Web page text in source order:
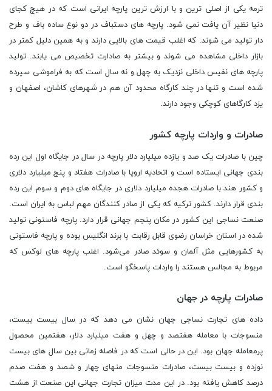
ترمه یکی از اصلی ترین و با ارزش ترین پارچه ایرانی است که در هیچ کجای
دنیا نظیر آن یافت نمی شود. پارچه های دستباف در دو نوع ساده باف و طرح
دار تولید می شوند. که اغلب قیمت های بالایی دارند و به همین دلیل کمتر در
بازار داخلی مشاهده می شوند و بیشتر به صادارت تخصیص می یابند. تولید
پارچه های نفیس داخلی نزدیک به چهل و نه سال است که به فراموشی سپرده
شده است و تنها در چند کارگاه محدود آن هم در شهرهای کاشان، اصفهان و
یزد کارگاهای کوچکی وجود دارند.
صادرات و واردات پارچه کشور
چین با صادرات یک صد و یازده میلیارد دلار پارچه در سال در جایگاه اول این رده
بندی جهانی ایستاده است و اتحادیه اروپا با صادرات هفتاد و پنج میلیارد دلاری
و کشور هند با صادرات هجده میلیارد دلاری در جایگاه های دوم و سوم این رده
بندی قرار دارند. کشور ترکیه که یکی از صادر کنندگان مهم لباس به ایران است.
صنعت نساجی این کشور در مکان پنجم جهانی قرار دارد. پارچه فاستونی تولید
شده در استان خراسان رضوی قابل رقابت با برند انگلیس بوده و پارچه فاستونی
به کشورهایی مثل آلمان و سوئد صادر می‌شود. اغلب پارچه های لوکس که
مربوط به مجالس هستند را واردات پاسخگو است.
صادرات پارچه در جهان
داده ‌های تجارت نساجی جهان نشان می ‌دهد که در سال بیست بیست،
منسوجات با معامله هفتصد و چهل و هفت میلیارد دلار، هفتمین محصول
پرمعامله جهان بود. این در حالی است که در فاصله زمانی بین سال‌ های بیست
نوزده و بیست بیست، صادرات منسوجات منهای چهار و شصد و هفت صدم
درصد کاهش یافته بود. در این مدت میزان تجارت جهانی این صنعت از هشت